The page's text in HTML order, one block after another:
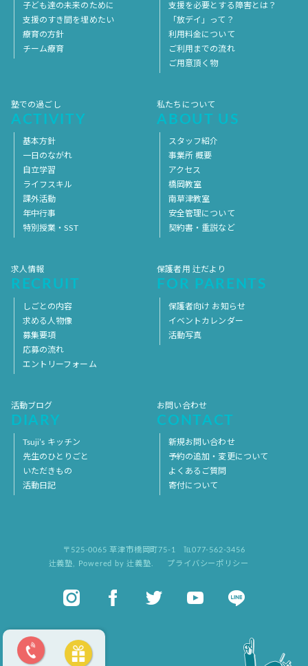
子ども達の未来のために
支援のすき間を埋めたい
療育の方針
チーム療育
支援を必要とする障害とは？
「放デイ」って？
利用料金について
ご利用までの流れ
ご用意頂く物
塾での過ごし
ACTIVITY
基本方針
一日のながれ
自立学習
ライフスキル
課外活動
年中行事
特別授業・SST
私たちについて
ABOUT US
スタッフ紹介
事業所 概要
アクセス
橋岡教室
南草津教室
安全管理について
契約書・重説など
求人情報
RECRUIT
しごとの内容
求める人物像
募集要項
応募の流れ
エントリーフォーム
保護者用 辻だより
FOR PARENTS
保護者向け お知らせ
イベントカレンダー
活動写真
活動ブログ
DIARY
Tsuji’s キッチン
先生のひとりごと
いただきもの
活動日記
お問い合わせ
CONTACT
新規お問い合わせ
予約の追加・変更について
よくあるご質問
寄付について
〒525-0065 草津市橋岡町75-1
℡077-562-3456
辻義塾
Powered by 辻義塾. プライバシーポリシー